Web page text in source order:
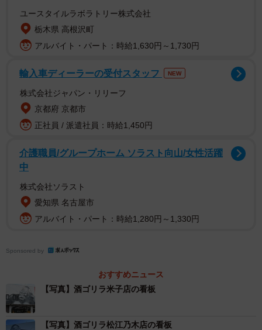
2018年に群馬県出身の女性とみられる人が店舗の写真を
付けて「パワーが溢れている店名と外観」とツイートする
と、これまでに4万2000件のいいねが付き、2万5000回リツ
びネット上で看板が話題となり、SNS上の話題の投稿をま
とめる「Togetter（トゥギャッター）」というサイトで、酒
ゴリラに関するツイートを集めたページができた。
開する（株）ワークスコーポレーション（米子市新開２丁
目）に問い合わせると、創業者の岸正昭社長（６４）自ら
取材に応じてもらえることになった。
ユースタイルラボラトリー株式会社
栃木県 高根沢町
アルバイト・パート：時給1,630円～1,730円
輸入車ディーラーの受付スタッフ NEW
株式会社ジャパン・リリーフ
京都府 京都市
正社員 / 派遣社員：時給1,450円
介護職員/グループホーム ソラスト向山/女性活躍
中
株式会社ソラスト
愛知県 名古屋市
アルバイト・パート：時給1,280円～1,330円
Sponsored by
おすすめニュース
【写真】酒ゴリラ米子店の看板
【写真】酒ゴリラ松江乃木店の看板